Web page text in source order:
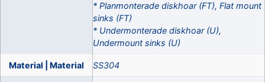
* Planmonterade diskhoar (FT), Flat mount
sinks (FT)
* Undermonterade diskhoar (U),
Undermount sinks (U)
Material | Material SS304